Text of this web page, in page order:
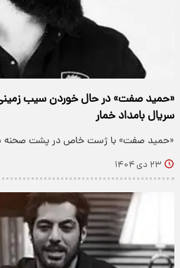
«حمید صفت» در حال خوردن سیب
سریال بامداد خمار
«حمید صفت» با ژست خاص در پشت صحنه
۲۳ دی ۱۴۰۴